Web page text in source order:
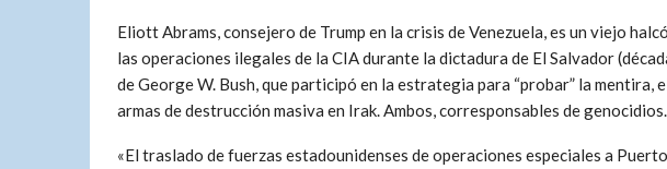
Eliott Abrams, consejero de Trump en la crisis de Venezuela, es un viejo
las operaciones ilegales de la CIA durante la dictadura de El Salvador
de George W. Bush, que participó en la estrategia para “probar” la mentira,
armas de destrucción masiva en Irak. Ambos, corresponsables de genocidios.
«El traslado de fuerzas estadounidenses de operaciones especiales a